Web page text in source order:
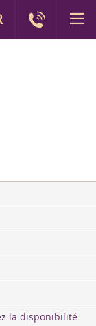
la disponibilité